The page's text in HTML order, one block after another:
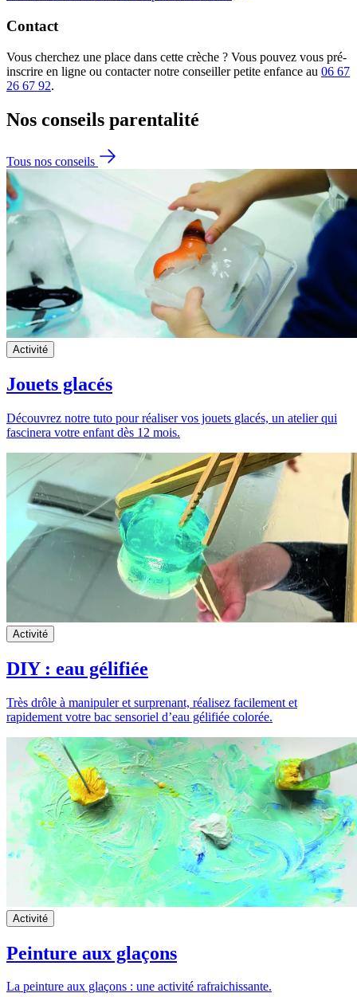
Contact
Vous cherchez une place dans cette crèche ? Vous pouvez vous pré-
inscrire en ligne ou contacter notre conseiller petite enfance au 06 67
26 67 92.
Nos conseils parentalité
Tous nos conseils
Activité
Jouets glacés
Découvrez notre tuto pour réaliser vos jouets glacés, un atelier qui
fascinera votre enfant dès 12 mois.
Activité
DIY : eau gélifiée
Très drôle à manipuler et surprenant, réalisez facilement et
rapidement votre bac sensoriel d’eau gélifiée colorée.
Activité
Peinture aux glaçons
La peinture aux glaçons : une activité rafraichissante.